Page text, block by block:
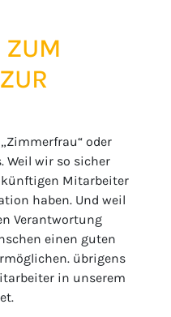
ZUM
oder
Weil wir so sicher
künftigen Mitarbeiter
haben. Und weil
Verantwortung
einen guten
übrigens
in unserem